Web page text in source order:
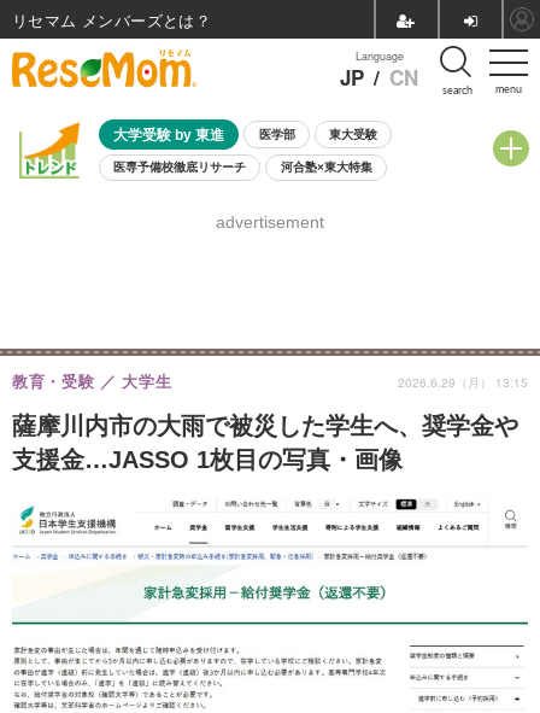
menu
Language
JP / CN search
大学受験 by 東進 医学部 東大受験
医専予備校徹底リサーチ 河合塾×東大特集
8月開催学校説明会・相談会
advertisement
薩摩川内市の大雨で被災した学生へ、奨学金や
支援金…JASSO 1枚目の写真・画像
教育・受験 大学生 2026.6.29（月） 13:15
リセマム メンバーズ